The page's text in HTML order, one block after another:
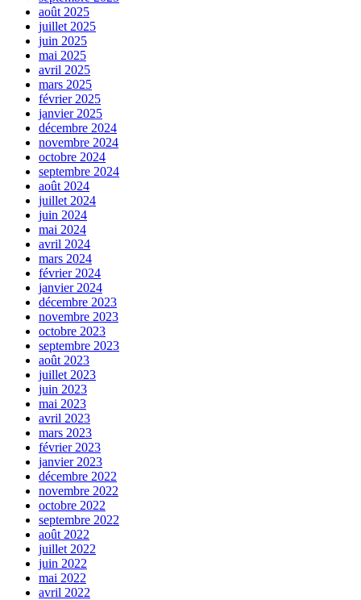
août 2025
juillet 2025
juin 2025
mai 2025
avril 2025
mars 2025
février 2025
janvier 2025
décembre 2024
novembre 2024
octobre 2024
septembre 2024
août 2024
juillet 2024
juin 2024
mai 2024
avril 2024
mars 2024
février 2024
janvier 2024
décembre 2023
novembre 2023
octobre 2023
septembre 2023
août 2023
juillet 2023
juin 2023
mai 2023
avril 2023
mars 2023
février 2023
janvier 2023
décembre 2022
novembre 2022
octobre 2022
septembre 2022
août 2022
juillet 2022
juin 2022
mai 2022
avril 2022